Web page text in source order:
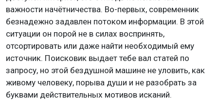
важности начётничества. Во-первых, современник
безнадежно задавлен потоком информации. В этой
ситуации он порой не в силах воспринять,
отсортировать или даже найти необходимый ему
источник. Поисковик выдает тебе вал статей по
запросу, но этой бездушной машине не уловить, как
живому человеку, порыва души и не разобрать за
буквами действительных мотивов исканий.